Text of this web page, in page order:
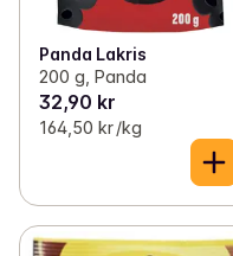
Panda Lakris
200 g, Panda
32,90 kr
164,50 kr /kg